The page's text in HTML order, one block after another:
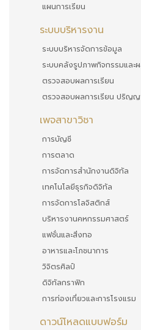
แผนการเรียน
ระบบบริหารงาน
ระบบบริหารจัดการข้อมูล
ระบบคลังรูปภาพกิจกรรมและ
ตรวจสอบผลการเรียน
ตรวจสอบผลการเรียน ปริญญ
เพจสาขาวิชา
การบัญชี
การตลาด
การจัดการสำนักงานดิจิทัล
เทคโนโลยีธุรกิจดิจิทัล
การจัดการโลจิสติกส์
บริหารงานคหกรรมศาสตร์
แฟชั่นและสิ่งทอ
อาหารและโภชนาการ
วิจิตรศิลป์
ดิจิทัลกราฟิก
การท่องเที่ยวและการโรงแรม
ดาวน์โหลดแบบฟอร์ม